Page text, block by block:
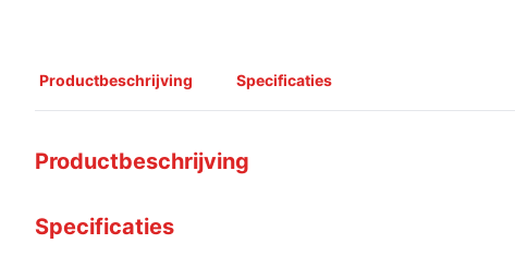
Productbeschrijving Specificaties
Productbeschrijving
Specificaties